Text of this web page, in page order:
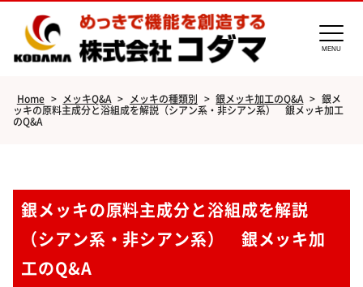
MENU
Home > メッキQ&A > メッキの種類別 > 銀メッキ加工のQ&A > 銀メ
ッキの原料主成分と浴組成を解説（シアン系・非シアン系） 銀メッキ加工
のQ&A
銀メッキの原料主成分と浴組成を解説
（シアン系・非シアン系） 銀メッキ加
工のQ&A